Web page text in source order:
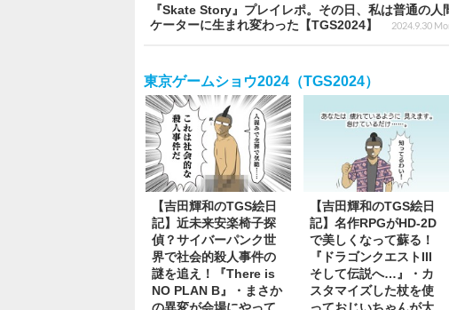
『Skate Story』プレイレポ。その日、私は普通の
ケーターに生まれ変わった【TGS2024】
2024.9.30
東京ゲームショウ2024（TGS2024）
【吉田輝和のTGS絵日
記】近未来安楽椅子探
偵？サイバーパンク世
界で社会的殺人事件の
謎を追え！『There is
NO PLAN B』・まさか
【吉田輝和のTGS絵日
記】名作RPGがHD-2D
で美しくなって蘇る！
『ドラゴンクエストIII
そして伝説へ…』・カ
スタマイズした杖を使